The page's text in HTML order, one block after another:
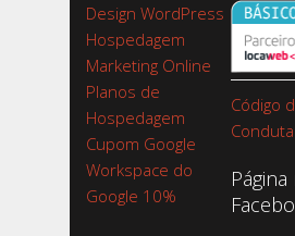
Design WordPress
Hospedagem
Marketing Online
Planos de
Hospedagem
Cupom Google
Workspace do
Google 10%
Código
Conduta
Página